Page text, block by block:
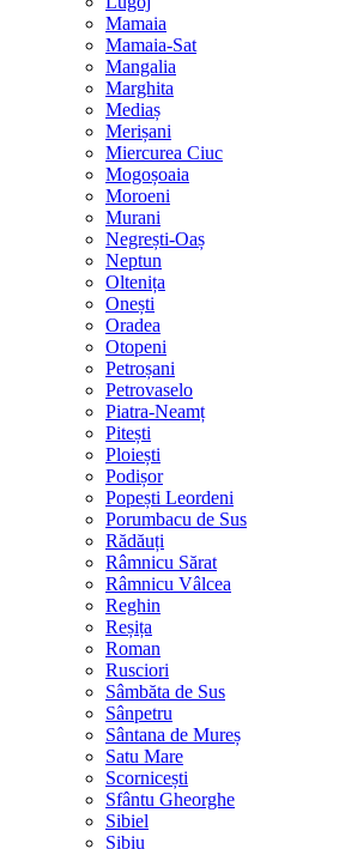
Mamaia
Mamaia-Sat
Mangalia
Marghita
Mediaș
Merișani
Miercurea Ciuc
Mogoșoaia
Moroeni
Murani
Negrești-Oaș
Neptun
Oltenița
Onești
Oradea
Otopeni
Petroșani
Petrovaselo
Piatra-Neamț
Pitești
Ploiești
Podișor
Popești Leordeni
Porumbacu de Sus
Rădăuți
Râmnicu Sărat
Râmnicu Vâlcea
Reghin
Reșița
Roman
Rusciori
Sâmbăta de Sus
Sânpetru
Sântana de Mureș
Satu Mare
Scornicești
Sfântu Gheorghe
Sibiel
Sibiu